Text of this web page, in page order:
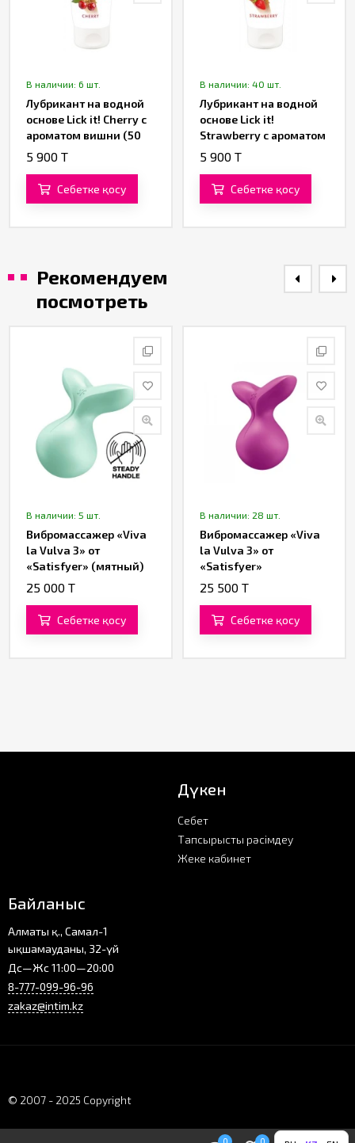
В наличии: 6 шт.
Лубрикант на водной
основе Lick it! Cherry с
ароматом вишни (50
ML)
5 900 T
Себетке қосу
В наличии: 40 шт.
Лубрикант на водной
основе Lick it!
Strawberry с ароматом
клубники (50 ML)
5 900 T
Себетке қосу
Рекомендуем
посмотреть
В наличии: 5 шт.
Вибромассажер «Viva
la Vulva 3» от
«Satisfyer» (мятный)
25 000 T
Себетке қосу
В наличии: 28 шт.
Вибромассажер «Viva
la Vulva 3» от
«Satisfyer»
(фиолетовый)
25 500 T
Себетке қосу
Дүкен
Себет
Тапсырысты рәсімдеу
Жеке кабинет
Байланыс
Алматы қ., Самал-1
ықшамауданы, 32-үй
Дс—Жс 11:00—20:00
8-777-099-96-96
zakaz@intim.kz
© 2007 - 2025 Copyright